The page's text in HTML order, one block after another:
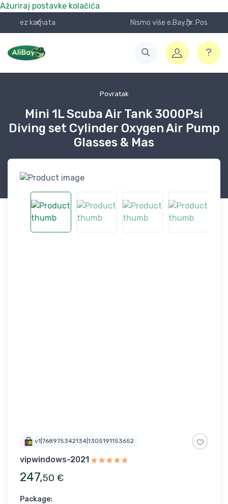
Ažuriraj postavke kolačića
Nismo više e.Bay.hr. Postali smo AliBay!
Povratak
Mini 1L Scuba Air Tank 3000Psi
Diving set Cylinder Oxygen Air Pump
Glasses & Mas
v1|768975342134|1305191153652
vipwindows-2021
247,50 €
Package: